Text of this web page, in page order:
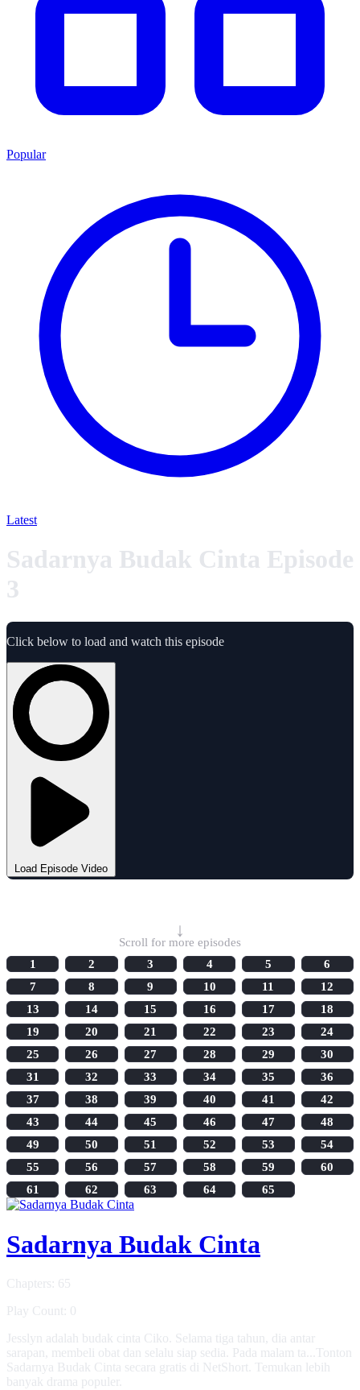
Popular
Latest
Sadarnya Budak Cinta Episode
3
Click below to load and watch this episode
Load Episode Video
↓
Scroll for more episodes
1
2 3 4 5
6
7
8 9 10 11
12
13
14 15 16 17
18
19
20 21 22 23
24
25
26 27 28 29
30
31
32 33 34 35
36
37
38 39 40 41
42
43
44 45 46 47
48
49
50 51 52 53
54
55
56 57 58 59
60
61
62 63 64 65
Sadarnya Budak Cinta
Chapters: 65
Play Count: 0
Jesslyn adalah budak cinta Ciko. Selama tiga tahun, dia antar
sarapan, membeli obat dan selalu siap sedia. Pada malam ta...Tonton
Sadarnya Budak Cinta secara gratis di NetShort. Temukan lebih
banyak drama populer.